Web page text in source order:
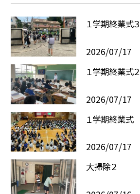
１学期終業式３
2026/07/17
１学期終業式２
2026/07/17
１学期終業式
2026/07/17
大掃除２